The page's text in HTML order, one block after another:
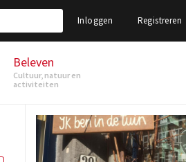
Inloggen Registreren
Beleven
Cultuur, natuur en
activiteiten